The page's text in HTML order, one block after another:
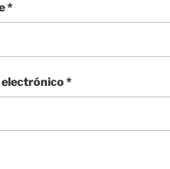
*
*